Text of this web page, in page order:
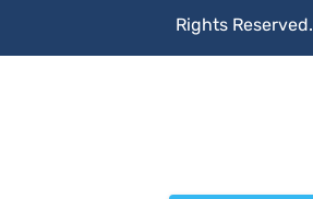
Rights Reserved.